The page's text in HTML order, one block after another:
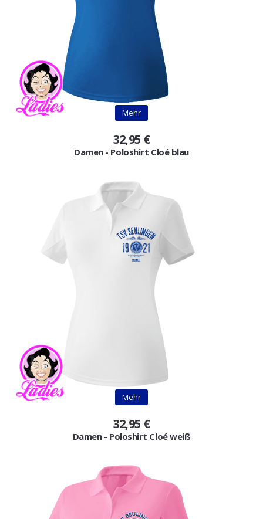
Mehr
32,95 €
Damen - Poloshirt Cloé blau
Mehr
32,95 €
Damen - Poloshirt Cloé weiß